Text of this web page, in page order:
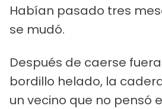
Habían pasado tres
se mudó.
Después de caerse
bordillo helado, la
un vecino que no pensó